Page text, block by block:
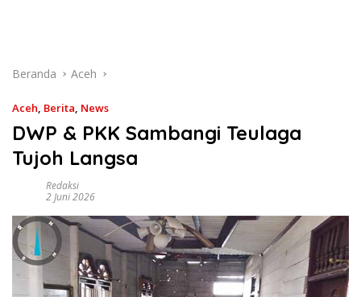
Beranda Aceh
Aceh, Berita, News
DWP & PKK Sambangi Teulaga
Tujoh Langsa
Redaksi
2 Juni 2026